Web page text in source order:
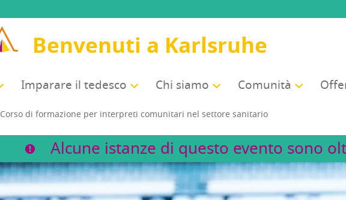
Benvenuti a Karlsruhe
Impa­ra­re il tedesco Chi sia­mo Comu­ni­tà
Cor­so di for­ma­zio­ne per inter­pre­ti comu­ni­ta­ri nel set­to­re sanitario
Alcune istanze di questo evento sono